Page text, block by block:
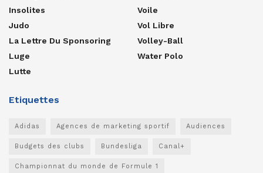
Insolites
Judo
La Lettre Du Sponsoring
Luge
Lutte
Voile
Vol Libre
Volley-Ball
Water Polo
Etiquettes
Adidas Agences de marketing sportif Audiences
Budgets des clubs Bundesliga Canal+
Championnat du monde de Formule 1